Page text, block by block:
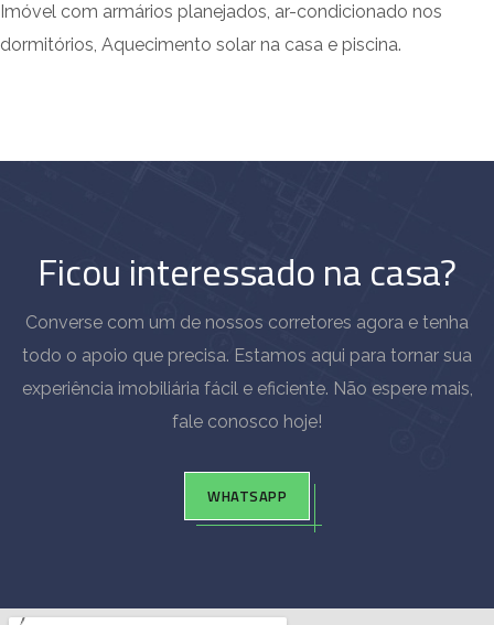
Imóvel com armários planejados, ar-condicionado nos
dormitórios, Aquecimento solar na casa e piscina.
Ficou interessado na casa?
Converse com um de nossos corretores agora e tenha
todo o apoio que precisa. Estamos aqui para tornar sua
experiência imobiliária fácil e eficiente. Não espere mais,
fale conosco hoje!
WHATSAPP